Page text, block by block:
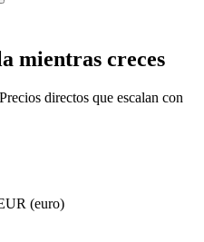
mientras creces
directos que escalan con
(euro)